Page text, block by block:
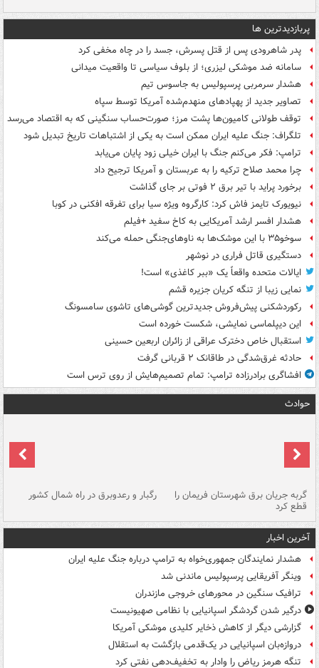
پربازدیدترین ها
پدر شاهرودی پس از قتل پسرش، جسد را در چاه مخفی کرد
سامانه ضد موشکی لیزری؛ از بلوف سیاسی تا واقعیت میدانی
هشدار سرمربی پرسپولیس به جاسوس تیم
تصاویر جدید از پهپادهای منهدم‌شده آمریکا توسط سپاه
توقف طولانی کامیون‌ها پشت مرز؛ صورت‌حساب سنگینی که به اقتصاد می‌رسد
تلگراف: جنگ علیه ایران ممکن است به یکی از اشتباهات تاریخ تبدیل شود
ترامپ: فکر می‌کنم جنگ با ایران خیلی زود پایان می‌یابد
چرا محمد صلاح ترکیه را به عربستان و آمریکا ترجیح داد
برخورد پراید با تیر برق ۲ فوتی بر جای گذاشت
نیویورک تایمز فاش کرد: کارگروه ویژه سیا برای تفرقه افکنی در کوبا
هشدار افسر ارشد آمریکایی به کاخ سفید +فیلم
سوخو۳۵ با این موشک‌ها به ناوهای‌جنگی حمله می‌کند
دستگیری قاتل فراری در نوشهر
ایالات متحده واقعاً یک «ببر کاغذی» است!
نمایی زیبا از تنگه کریان جزیره قشم
رکوردشکنی پیش‌فروش جدیدترین گوشی‌های تاشوی سامسونگ
این دیپلماسی نمایشی، شکست خورده است
استقبال خاص دخترک عراقی از زائران اربعین حسینی
حادثه غرق‌شدگی در طاقانک ۲ قربانی گرفت
افشاگری برادرزاده ترامپ: تمام تصمیم‌هایش از روی ترس است
حوادث
گربه جریان برق شهرستان فریمان را
قطع کرد
رگبار و رعدوبرق در راه شمال کشور
آخرین اخبار
هشدار نمایندگان جمهوری‌خواه به ترامپ درباره جنگ علیه ایران
وینگر آفریقایی پرسپولیس ماندنی شد
ترافیک سنگین در محورهای خروجی مازندران
درگیر شدن گردشگر اسپانیایی با نظامی صهیونیست
گزارشی دیگر از کاهش ذخایر کلیدی موشکی آمریکا
دروازه‌بان اسپانیایی در یک‌قدمی بازگشت به استقلال
تنگه هرمز ریاض را وادار به تخفیف‌دهی نفتی کرد